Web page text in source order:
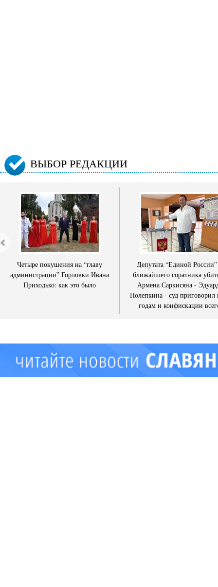
ВЫБОР РЕДАКЦИИ
Четыре покушения на “главу
администрации” Горловки Ивана
Приходько: как это было
Депутата “Единой
ближайшего соратника
Армена Саркисяна -
Полепкина - суд приговорил
годам и конфискации